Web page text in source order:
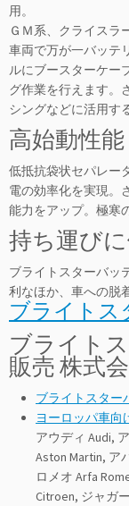
用。
ＧＭ系、クライスラ
車両で万が一バッテ
ルにブースターケー
グ作業を行えます。
シングなどに活用す
高始動性能
低抵抗袋状セパレー
電の効率化を実現。
能力をアップ。極寒
持ち運び
ブライトスターバッ
利なほか、車への脱
ブライトス
ブライト
販売 株式
ブライトスター
ヨーロッパ車向
アウディ Audi,
Aston Martin, ア
ロメオ Arfa
Citroen, ジャガ